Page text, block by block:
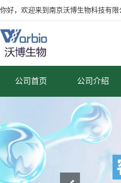
你好，欢迎来到南京沃博生物科技有限
公司首页 公司介绍